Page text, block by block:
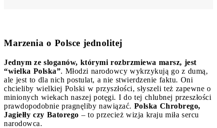
Marzenia o Polsce jednolitej
Jednym ze sloganów, którymi rozbrzmiewa marsz, jest
“wielka Polska”. Młodzi narodowcy wykrzykują go z dumą,
ale jest to dla nich postulat, a nie stwierdzenie faktu. Oni
chcieliby wielkiej Polski w przyszłości, słyszeli też zapewne o
minionych wiekach naszej potęgi. I do tej chlubnej przeszłości
prawdopodobnie pragnęliby nawiązać. Polska Chrobrego,
Jagiełły czy Batorego – to przecież wizja kraju miła sercu
narodowca.